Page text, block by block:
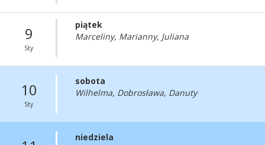
9
Sty
piątek
Marceliny, Marianny, Juliana
10
Sty
sobota
Wilhelma, Dobrosława, Danuty
niedziela